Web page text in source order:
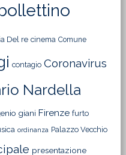
Del re cinema Comune
contagio Coronavirus
Nardella
giani Firenze furto
ordinanza Palazzo Vecchio
presentazione